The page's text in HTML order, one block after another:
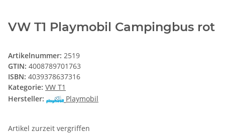
VW T1 Playmobil Campingbus rot
Artikelnummer: 2519
GTIN: 4008789701763
ISBN: 4039378637316
Kategorie: VW T1
Hersteller:
Playmobil
Artikel zurzeit vergriffen